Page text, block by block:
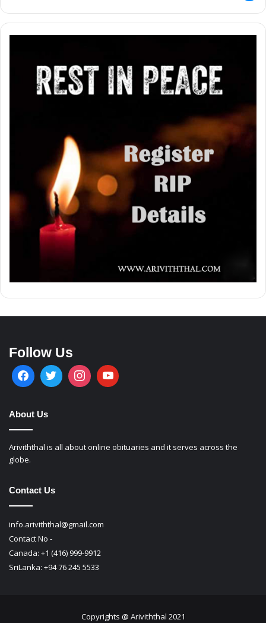
Follow Us
About Us
Ariviththal is all about online obituaries and it serves across the
globe.
Contact Us
info.ariviththal@gmail.com
Contact No -
Canada: +1 (416) 999-9912
SriLanka: +94 76 245 5533
Copyrights @ Ariviththal 2021